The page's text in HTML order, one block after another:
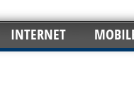
INTERNET